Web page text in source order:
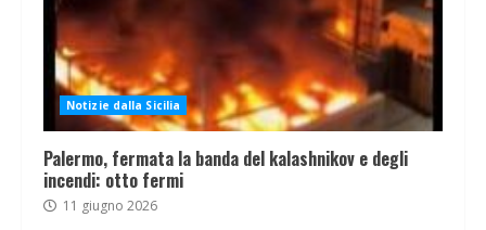
Notizie dalla Sicilia
Palermo, fermata la banda del kalashnikov e degli
incendi: otto fermi
11 giugno 2026